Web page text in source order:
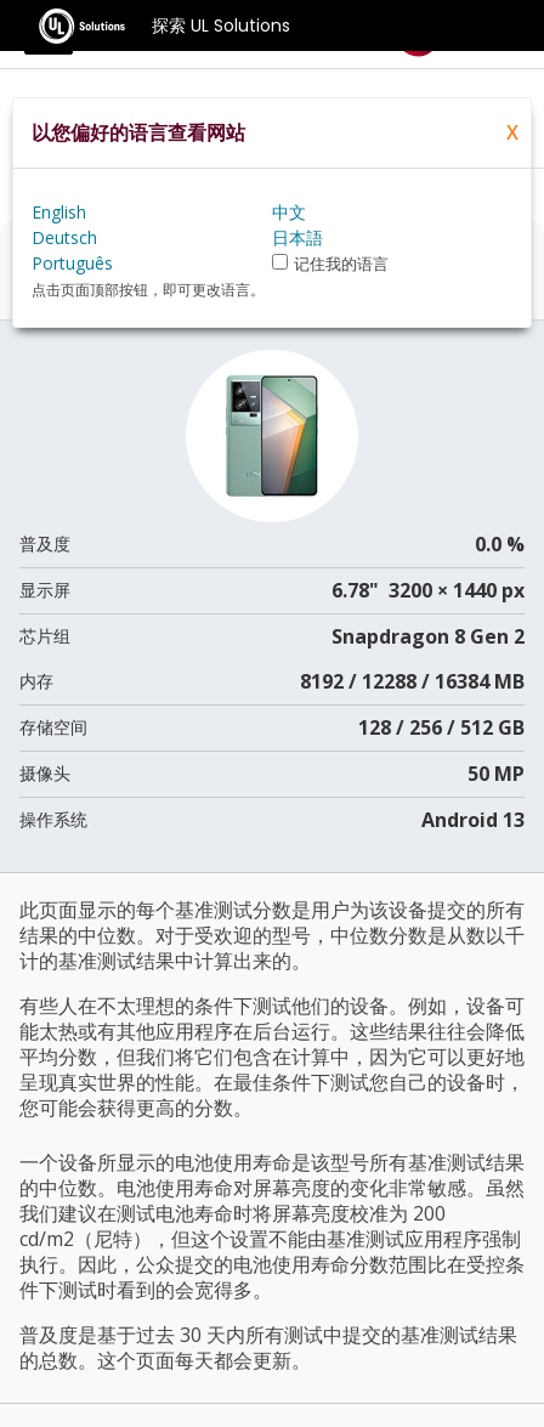
探索 UL Solutions
基准测试
Home Zh Hans Hardware
Vivo+iQOO+11+review
Vivo iQOO 11 评估
普及度 0.0 %
显示屏 6.78" 3200 × 1440 px
芯片组 Snapdragon 8 Gen 2
内存 8192 / 12288 / 16384 MB
存储空间 128 / 256 / 512 GB
摄像头 50 MP
操作系统 Android 13
此页面显示的每个基准测试分数是用户为该设备提交的所有
结果的中位数。对于受欢迎的型号，中位数分数是从数以千
计的基准测试结果中计算出来的。
有些人在不太理想的条件下测试他们的设备。例如，设备可
能太热或有其他应用程序在后台运行。这些结果往往会降低
平均分数，但我们将它们包含在计算中，因为它可以更好地
呈现真实世界的性能。在最佳条件下测试您自己的设备时，
您可能会获得更高的分数。
一个设备所显示的电池使用寿命是该型号所有基准测试结果
的中位数。电池使用寿命对屏幕亮度的变化非常敏感。虽然
我们建议在测试电池寿命时将屏幕亮度校准为 200
cd/m2（尼特），但这个设置不能由基准测试应用程序强制
执行。因此，公众提交的电池使用寿命分数范围比在受控条
件下测试时看到的会宽得多。
普及度是基于过去 30 天内所有测试中提交的基准测试结果
的总数。这个页面每天都会更新。
以您偏好的语言查看网站 X
English
中文
Deutsch
日本語
Português
记住我的语言
点击页面顶部按钮，即可更改语言。